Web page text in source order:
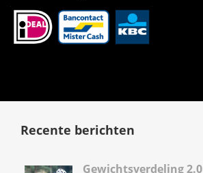
Recente berichten
Gewichtsverdeling 2.0